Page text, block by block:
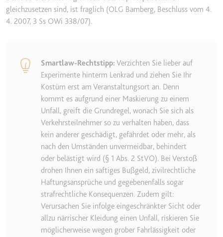
gleichzusetzen sind, ist fraglich (OLG Bamberg, Beschluss vom 4.
4. 2007, 3 Ss OWi 338/07).
Smartlaw-Rechtstipp: Verzichten Sie lieber auf
Experimente hinterm Lenkrad und ziehen Sie Ihr
Kostüm erst am Veranstaltungsort an. Denn
kommt es aufgrund einer Maskierung zu einem
Unfall, greift die Grundregel, wonach Sie sich als
Verkehrsteilnehmer so zu verhalten haben, dass
kein anderer geschädigt, gefährdet oder mehr, als
nach den Umständen unvermeidbar, behindert
oder belästigt wird (§ 1 Abs. 2 StVO). Bei Verstoß
drohen Ihnen ein saftiges Bußgeld, zivilrechtliche
Haftungsansprüche und gegebenenfalls sogar
strafrechtliche Konsequenzen. Zudem gilt:
Verursachen Sie infolge eingeschränkter Sicht oder
allzu närrischer Kleidung einen Unfall, riskieren Sie
möglicherweise wegen grober Fahrlässigkeit oder